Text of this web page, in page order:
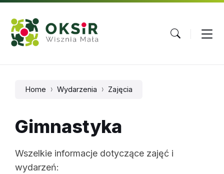
Skip
content
Skip
main
navigation
Skip
footer
Home Wydarzenia Zajęcia
Gimnastyka
Wszelkie informacje dotyczące zajęć i
wydarzeń: